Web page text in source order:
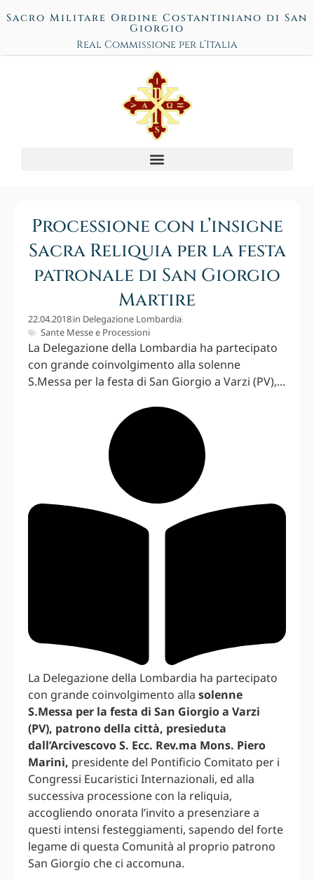
Sacro Militare Ordine Costantiniano di San
Giorgio
Real Commissione per l’Italia
Processione con l’insigne
Sacra Reliquia per la festa
patronale di San Giorgio
Martire
22.04.2018in Delegazione Lombardia
Sante Messe e Processioni
La Delegazione della Lombardia ha partecipato
con grande coinvolgimento alla solenne
S.Messa per la festa di San Giorgio a Varzi (PV),...
La Delegazione della Lombardia ha partecipato
con grande coinvolgimento alla solenne
S.Messa per la festa di San Giorgio a Varzi
(PV), patrono della città, presieduta
dall’Arcivescovo S. Ecc. Rev.ma Mons. Piero
Marini, presidente del Pontificio Comitato per i
Congressi Eucaristici Internazionali, ed alla
successiva processione con la reliquia,
accogliendo onorata l’invito a presenziare a
questi intensi festeggiamenti, sapendo del forte
legame di questa Comunità al proprio patrono
San Giorgio che ci accomuna.